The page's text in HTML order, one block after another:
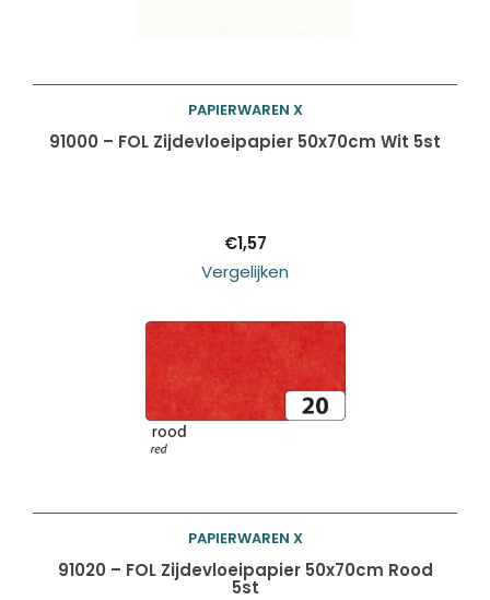
Toevoegen aan
PAPIERWAREN X
91000 – FOL Zijdevloeipapier 50x70cm Wit 5st
€1,57
Vergelijken
Toevoegen aan
PAPIERWAREN X
91020 – FOL Zijdevloeipapier 50x70cm Rood
5st